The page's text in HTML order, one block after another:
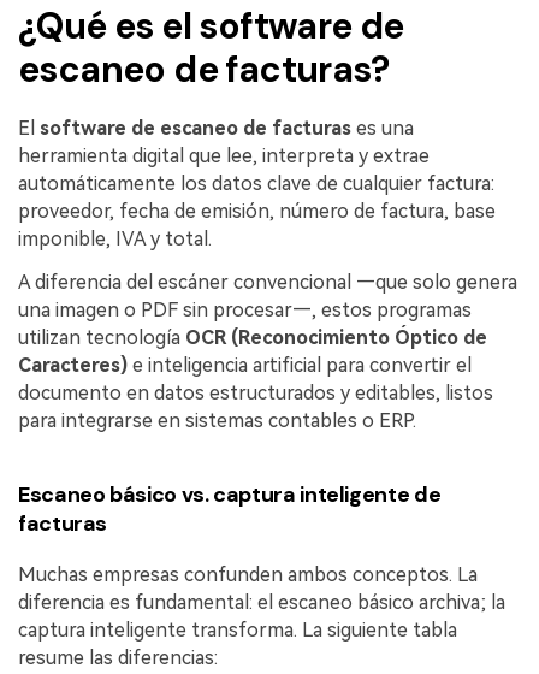
¿Qué es el software de
escaneo de facturas?
El software de escaneo de facturas es una
herramienta digital que lee, interpreta y extrae
automáticamente los datos clave de cualquier factura:
proveedor, fecha de emisión, número de factura, base
imponible, IVA y total.
A diferencia del escáner convencional —que solo genera
una imagen o PDF sin procesar—, estos programas
utilizan tecnología OCR (Reconocimiento Óptico de
Caracteres) e inteligencia artificial para convertir el
documento en datos estructurados y editables, listos
para integrarse en sistemas contables o ERP.
Escaneo básico vs. captura inteligente de
facturas
Muchas empresas confunden ambos conceptos. La
diferencia es fundamental: el escaneo básico archiva; la
captura inteligente transforma. La siguiente tabla
resume las diferencias: